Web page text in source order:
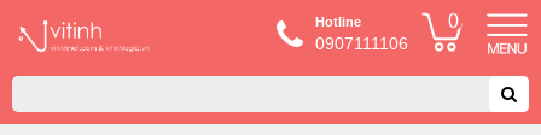
Hotline
0907111106
0